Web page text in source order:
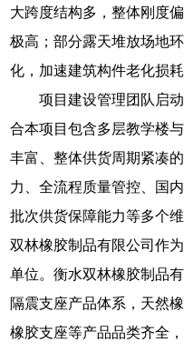
大跨度结构多，整体刚度
极高；部分露天堆放场地
化，加速建筑构件老化损耗
项目建设管理团队启
合本项目包含多层教学楼
丰富、整体供货周期紧凑
力、全流程质量管控、国
批次供货保障能力等多个
双林橡胶制品有限公司作
单位。衡水双林橡胶制品
隔震支座产品体系，天然
橡胶支座等产品品类齐全